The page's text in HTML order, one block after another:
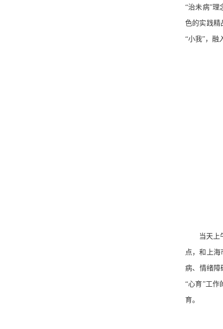
“治未病”理
色的实践精
“小我”，融
当天上
点，和上海
病、情绪障
“心育”工作
育。